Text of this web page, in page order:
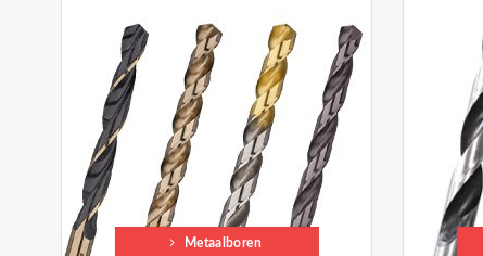
Metaalboren